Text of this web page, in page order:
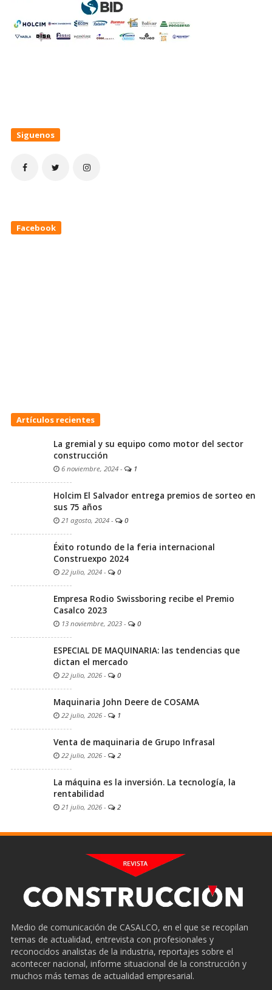
Siguenos
Facebook
Artículos recientes
La gremial y su equipo como motor del sector
construcción
6 noviembre, 2024 - 1
Holcim El Salvador entrega premios de sorteo en
sus 75 años
21 agosto, 2024 - 0
Éxito rotundo de la feria internacional
Construexpo 2024
22 julio, 2024 - 0
Empresa Rodio Swissboring recibe el Premio
Casalco 2023
13 noviembre, 2023 - 0
ESPECIAL DE MAQUINARIA: las tendencias que
dictan el mercado
22 julio, 2026 - 0
Maquinaria John Deere de COSAMA
22 julio, 2026 - 1
Venta de maquinaria de Grupo Infrasal
22 julio, 2026 - 2
La máquina es la inversión. La tecnología, la
rentabilidad
21 julio, 2026 - 2
Medio de comunicación de CASALCO, en el que se recopilan
temas de actualidad, entrevista con profesionales y
reconocidos analistas de la industria, reportajes sobre el
acontecer nacional, informe situacional de la construcción y
muchos más temas de actualidad empresarial.